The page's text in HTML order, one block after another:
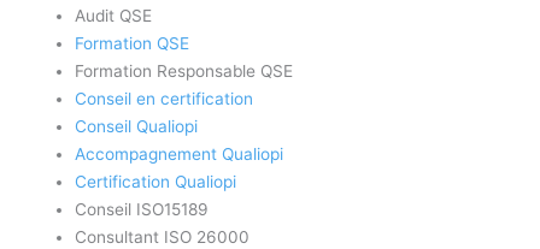
Audit QSE
Formation QSE
Formation Responsable QSE
Conseil en certification
Conseil Qualiopi
Accompagnement Qualiopi
Certification Qualiopi
Conseil ISO15189
Consultant ISO 26000